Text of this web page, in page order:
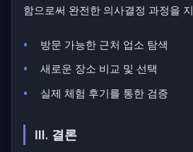
함으로써 완전한 의사결정 과정을
방문 가능한 근처 업소 탐색
새로운 장소 비교 및 선택
실제 체험 후기를 통한 검증
Ⅲ. 결론